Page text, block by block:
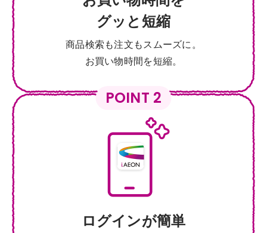
グッと短縮
商品検索も注文もスムーズに。
お買い物時間を短縮。
POINT 2
ログインが簡単